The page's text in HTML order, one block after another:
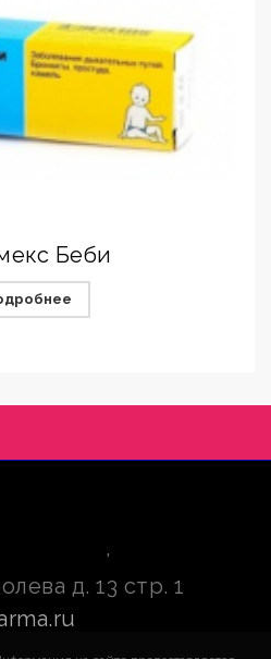
Беби
,
д. 13 стр. 1